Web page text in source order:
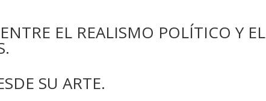
EL REALISMO POLÍTICO Y EL
SU ARTE.